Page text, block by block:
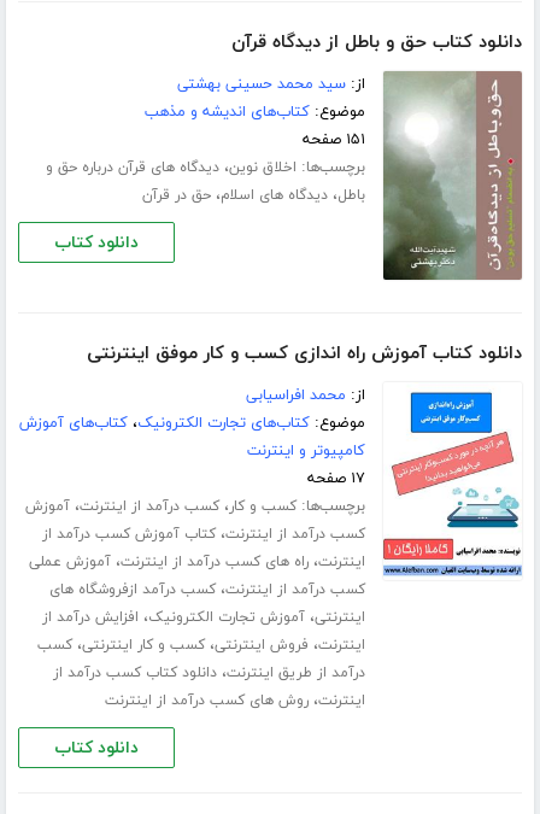
دانلود کتاب حق و باطل از دیدگاه قرآن
از:سید محمد حسینی بهشتی
موضوع:کتاب‌های اندیشه و مذهب
۱۵۱ صفحه
برچسب‌ها: اخلاق نوین،دیدگاه های قرآن درباره حق و
باطل،دیدگاه های اسلام،حق در قرآن
دانلود کتاب
دانلود کتاب آموزش راه اندازی کسب و کار موفق اینترنتی
از: محمد افراسیابی
موضوع:کتاب‌های تجارت الکترونیک،کتاب‌های آموزش
کامپیوتر و اینترنت
۱۷ صفحه
برچسب‌ها:کسب و کار،کسب درآمد از اینترنت،آموزش
کسب درآمد از اینترنت،کتاب آموزش کسب درآمد از
اینترنت،راه های کسب درآمد از اینترنت،آموزش عملی
کسب درآمد از اینترنت،کسب درآمد ازفروشگاه های
اینترنتی،آموزش تجارت الکترونیک، افزایش درآمد از
اینترنت، فروش اینترنتی،کسب و کار اینترنتی،کسب
درآمد از طریق اینترنت،دانلود کتاب کسب درآمد از
اینترنت،روش های کسب درآمد از اینترنت
دانلود کتاب